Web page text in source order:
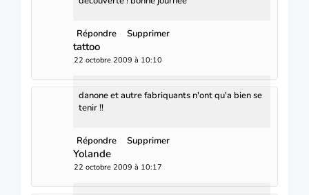
Répondre Supprimer
tattoo
22 octobre 2009 à 10:10
danone et autre fabriquants n'ont qu'a bien se
tenir !!
Répondre Supprimer
Yolande
22 octobre 2009 à 10:17